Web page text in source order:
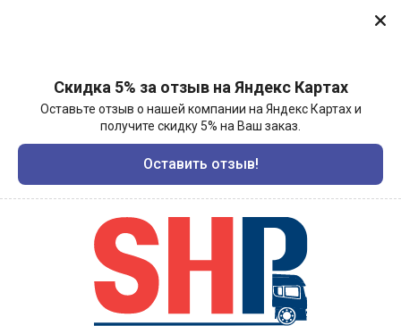
Скидка 5% за отзыв на Яндекс Картах
Оставьте отзыв о нашей компании на Яндекс Картах и
получите скидку 5% на Ваш заказ.
Оставить отзыв!